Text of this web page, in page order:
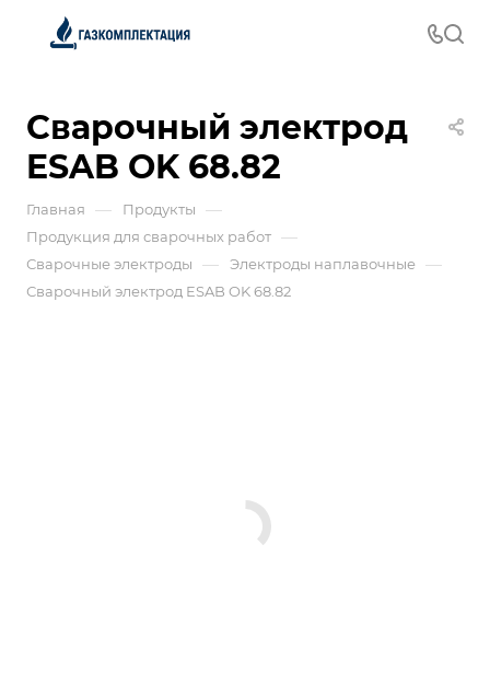
Сварочный электрод
ESAB OK 68.82
Главная — Продукты —
Продукция для сварочных работ —
Сварочные электроды — Электроды наплавочные —
Сварочный электрод ESAB OK 68.82